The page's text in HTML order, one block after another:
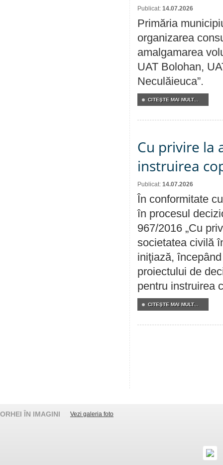
Publicat: 14.07.2026
Primăria
organizarea
amalgamarea
UAT Bolohan,
Neculăieuca”.
CITEŞTE MAI MULT...
Cu privire la
instruirea
Publicat: 14.07.2026
În conformitate
în procesul
967/2016 „Cu
societatea civilă
iniţiază,
proiectului de
pentru instruirea
CITEŞTE MAI MULT...
ORHEI ÎN IMAGINI Vezi galeria foto